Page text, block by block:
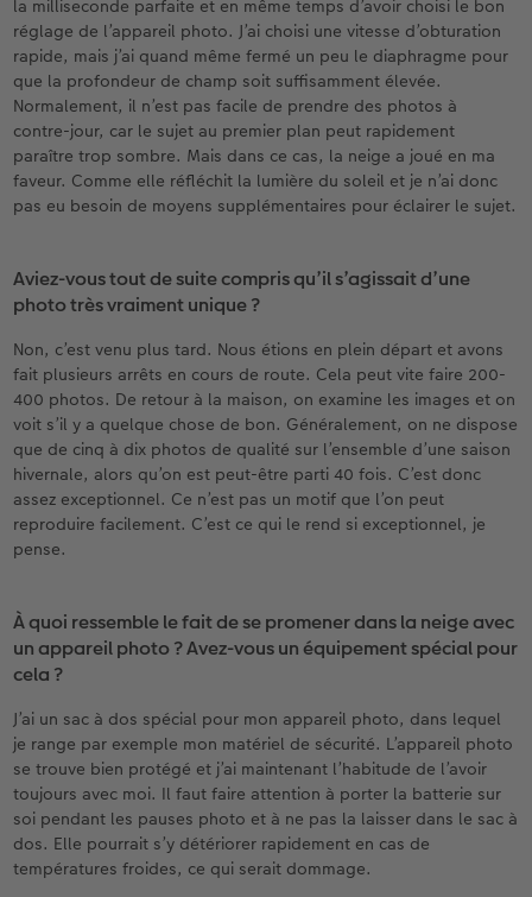
la milliseconde parfaite et en même temps d’avoir choisi le bon
réglage de l’appareil photo. J’ai choisi une vitesse d’obturation
rapide, mais j’ai quand même fermé un peu le diaphragme pour
que la profondeur de champ soit suffisamment élevée.
Normalement, il n’est pas facile de prendre des photos à
contre-jour, car le sujet au premier plan peut rapidement
paraître trop sombre. Mais dans ce cas, la neige a joué en ma
faveur. Comme elle réfléchit la lumière du soleil et je n’ai donc
pas eu besoin de moyens supplémentaires pour éclairer le sujet.
Aviez-vous tout de suite compris qu’il s’agissait d’une
photo très vraiment unique ?
Non, c’est venu plus tard. Nous étions en plein départ et avons
fait plusieurs arrêts en cours de route. Cela peut vite faire 200-
400 photos. De retour à la maison, on examine les images et on
voit s’il y a quelque chose de bon. Généralement, on ne dispose
que de cinq à dix photos de qualité sur l’ensemble d’une saison
hivernale, alors qu’on est peut-être parti 40 fois. C’est donc
assez exceptionnel. Ce n’est pas un motif que l’on peut
reproduire facilement. C’est ce qui le rend si exceptionnel, je
pense.
À quoi ressemble le fait de se promener dans la neige avec
un appareil photo ? Avez-vous un équipement spécial pour
cela ?
J’ai un sac à dos spécial pour mon appareil photo, dans lequel
je range par exemple mon matériel de sécurité. L’appareil photo
se trouve bien protégé et j’ai maintenant l’habitude de l’avoir
toujours avec moi. Il faut faire attention à porter la batterie sur
soi pendant les pauses photo et à ne pas la laisser dans le sac à
dos. Elle pourrait s’y détériorer rapidement en cas de
températures froides, ce qui serait dommage.